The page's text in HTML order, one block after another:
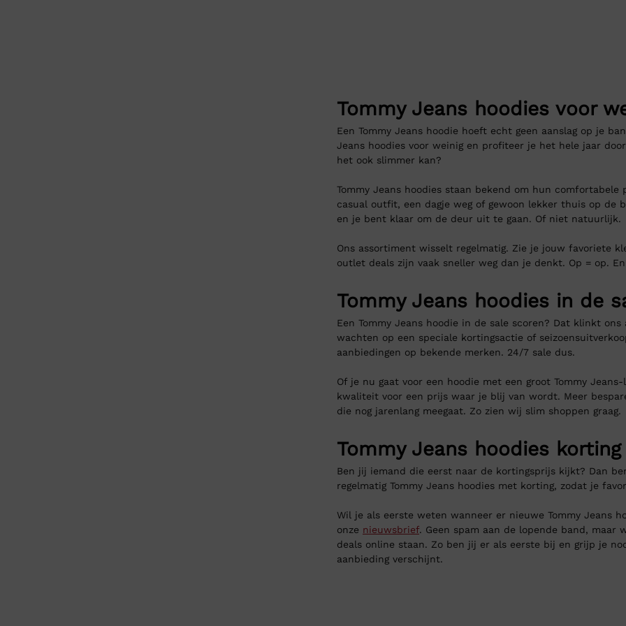
Tommy Jeans hoodies voor
Een Tommy Jeans hoodie hoeft echt geen aanslag op je
Jeans hoodies voor weinig en profiteer je het hele jaar
het ook slimmer kan?
Tommy Jeans hoodies staan bekend om hun
casual outfit, een dagje weg of gewoon lekker thuis op de
en je bent klaar om de deur uit te gaan. Of niet natuurlijk.
Ons assortiment wisselt regelmatig. Zie je jouw favoriete
outlet deals zijn vaak sneller weg dan je denkt. Op = op.
Tommy Jeans hoodies in de
Een Tommy Jeans hoodie in de sale scoren? Dat klinkt
wachten op een speciale kortingsactie of
aanbiedingen op bekende merken. 24/7 sale dus.
Of je nu gaat voor een hoodie met een groot Tommy
kwaliteit voor een prijs waar je blij van wordt. Meer
die nog jarenlang meegaat. Zo zien wij slim shoppen graag.
Tommy Jeans hoodies korting
Ben jij iemand die eerst naar de kortingsprijs kijkt? Dan
regelmatig Tommy Jeans hoodies met korting, zodat je
Wil je als eerste weten wanneer er nieuwe Tommy Jeans
onze nieuwsbrief. Geen spam aan de lopende band,
deals online staan. Zo ben jij er als eerste bij en grijp je
aanbieding verschijnt.